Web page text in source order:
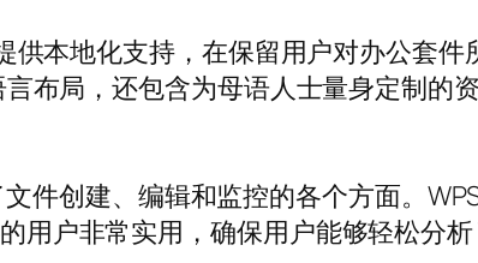
供本地化支持，在保留用户对办公套件
布局，还包含为母语人士量身定制的
件创建、编辑和监控的各个方面。
户非常实用，确保用户能够轻松分析